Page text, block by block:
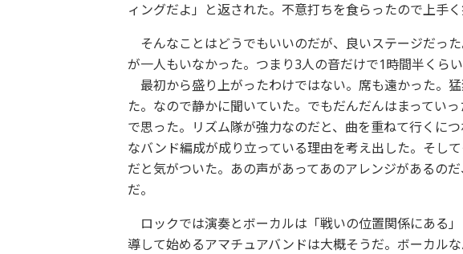
ィングだよ」と返された。不意打ちを食らったので上手
そんなことはどうでもいいのだが、良いステージだっ
が一人もいなかった。つまり3人の音だけで1時間半くらい
最初から盛り上がったわけではない。席も遠かった。
た。なので静かに聞いていた。でもだんだんはまってい
で思った。リズム隊が強力なのだと、曲を重ねて行くに
なバンド編成が成り立っている理由を考え出した。そし
だと気がついた。あの声があってあのアレンジがあるの
だ。
ロックでは演奏とボーカルは「戦いの位置関係にある
導して始めるアマチュアバンドは大概そうだ。ボーカル